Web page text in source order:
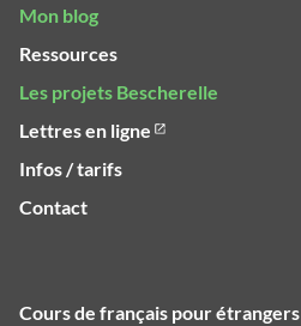
Mon blog
Ressources
Les projets Bescherelle
Lettres en ligne
Infos / tarifs
Contact
Cours de français pour étrangers